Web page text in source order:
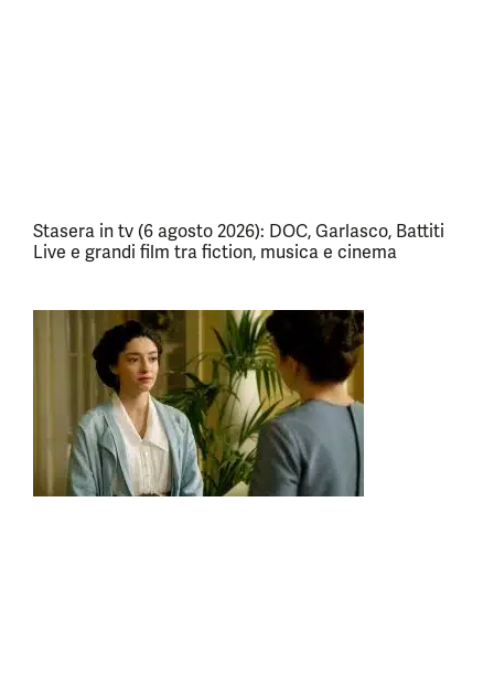
Stasera in tv (6 agosto 2026): DOC, Garlasco, Battiti
Live e grandi film tra fiction, musica e cinema